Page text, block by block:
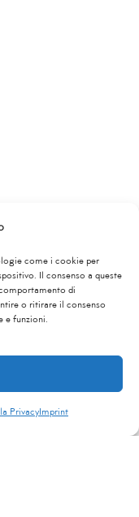
come i cookie per
Il consenso a queste
di
o ritirare il consenso
e funzioni.
Privacy Imprint